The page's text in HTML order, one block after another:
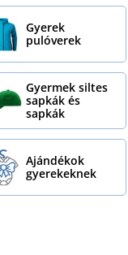
Gyerek
pulóverek
Gyermek siltes
sapkák és
sapkák
Ajándékok
gyerekeknek